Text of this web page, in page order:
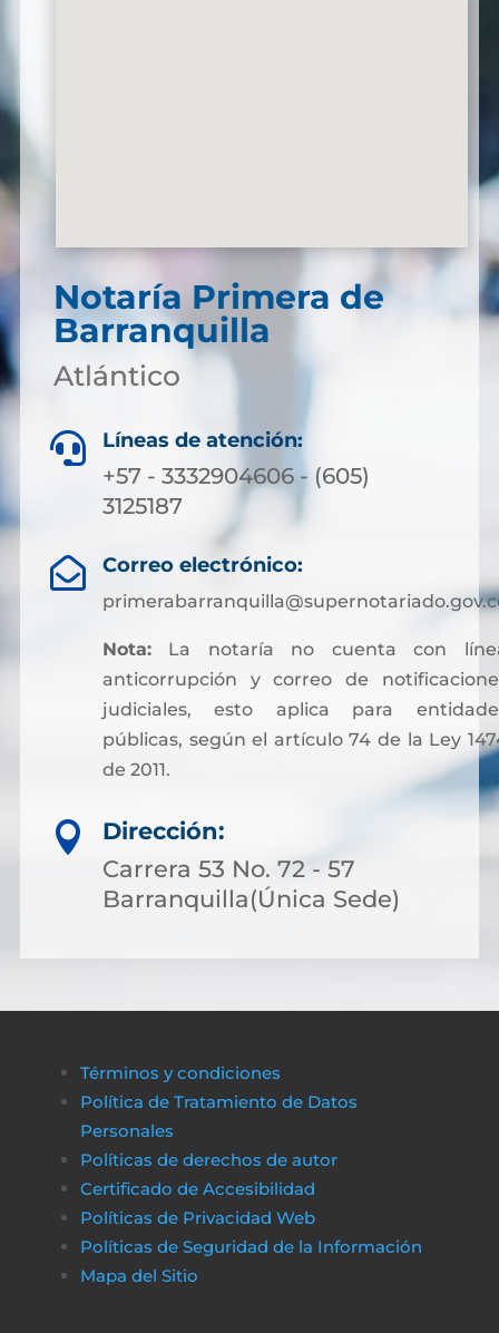
Notaría Primera de
Barranquilla
Atlántico
 Líneas de atención:
+57 - 3332904606 - (605)
3125187
 Correo electrónico:
Nota:La notaría no cuenta con
anticorrupción y correo de
judiciales, esto aplica para
públicas, según el artículo 74 de la Ley
de 2011.
Sin embargo, para facilitar otros trámites y
pagos asociados a servicios notariales, hoy
es posible acceder a soluciones financieras
más flexibles. Muchas personas optan por
de financiamiento rápido y transparente,
administrativo pueda completarse sin
obstáculos económicos.
De la misma manera, en
jugadores pueden disfrutar de un entorno
de juego claro y sin complicaciones. Al igual

Dirección:
Carrera 53 No. 72 - 57
Barranquilla(Única Sede)
Términos y condiciones
Política de Tratamiento de Datos
Personales
Políticas de derechos de autor
Certificado de Accesibilidad
Políticas de Privacidad Web
Políticas de Seguridad de la Información
Mapa del Sitio